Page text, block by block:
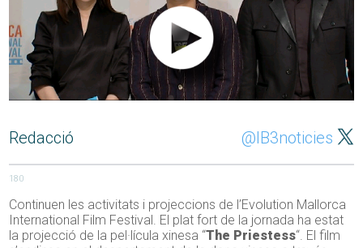
Redacció @IB3noticies
180
Continuen les activitats i projeccions de l’Evolution Mallorca
International Film Festival. El plat fort de la jornada ha estat
la projecció de la pel·lícula xinesa “The Priestess“. El film